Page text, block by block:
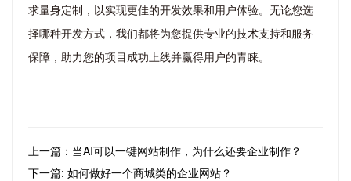
求量身定制，以实现更佳的开发效果和用户体验。无论您选
择哪种开发方式，我们都将为您提供专业的技术支持和服务
保障，助力您的项目成功上线并赢得用户的青睐。
上一篇：当AI可以一键网站制作，为什么还要企业制作？
下一篇: 如何做好一个商城类的企业网站？